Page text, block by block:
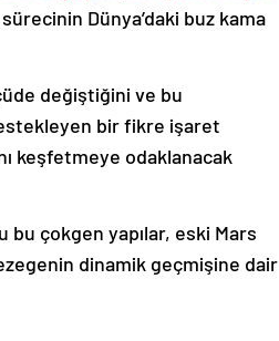
Dünya’daki buz kama
değiştiğini ve bu
bir fikre işaret
keşfetmeye odaklanacak
bu çokgen yapılar, eski Mars
dinamik geçmişine dair